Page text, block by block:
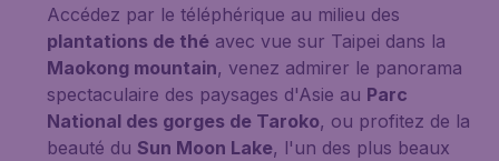
Accédez par le téléphérique au milieu des
plantations de thé avec vue sur Taipei dans la
Maokong mountain, venez admirer le panorama
spectaculaire des paysages d'Asie au Parc
National des gorges de Taroko, ou profitez de la
beauté du Sun Moon Lake, l'un des plus beaux